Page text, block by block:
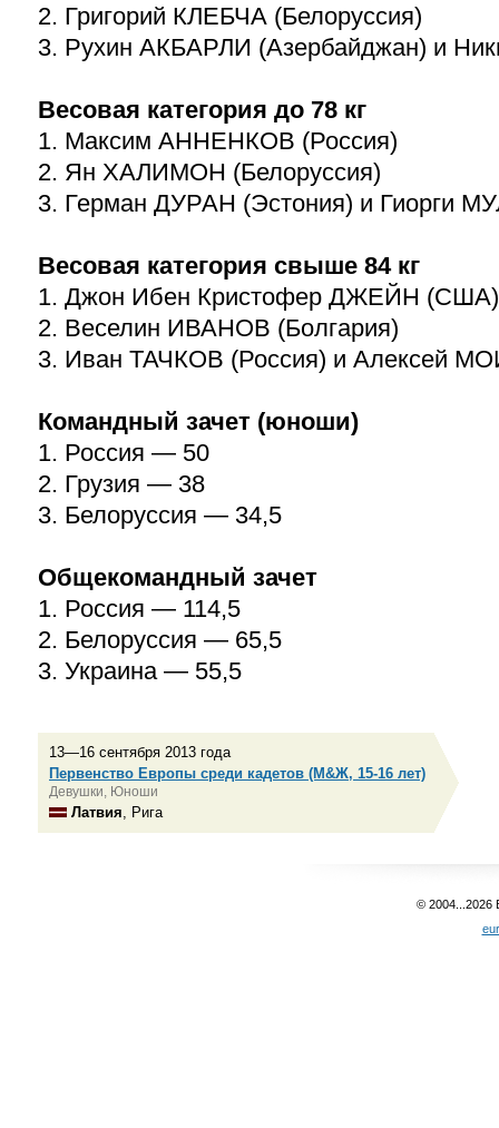
2. Григорий КЛЕБЧА (Белоруссия)
3. Рухин АКБАРЛИ (Азербайджан) и
Весовая категория до 78 кг
1. Максим АННЕНКОВ (Россия)
2. Ян ХАЛИМОН (Белоруссия)
3. Герман ДУРАН (Эстония) и Гиорги
Весовая категория свыше 84 кг
1. Джон Ибен Кристофер ДЖЕЙН (США)
2. Веселин ИВАНОВ (Болгария)
3. Иван ТАЧКОВ (Россия) и Алексей
Командный зачет (юноши)
1. Россия — 50
2. Грузия — 38
3. Белоруссия — 34,5
Общекомандный зачет
1. Россия — 114,5
2. Белоруссия — 65,5
3. Украина — 55,5
13—16 сентября 2013 года
Первенство Европы среди кадетов (М&Ж, 15-16 лет)
Девушки, Юноши
Латвия , Рига
© 2004...2026